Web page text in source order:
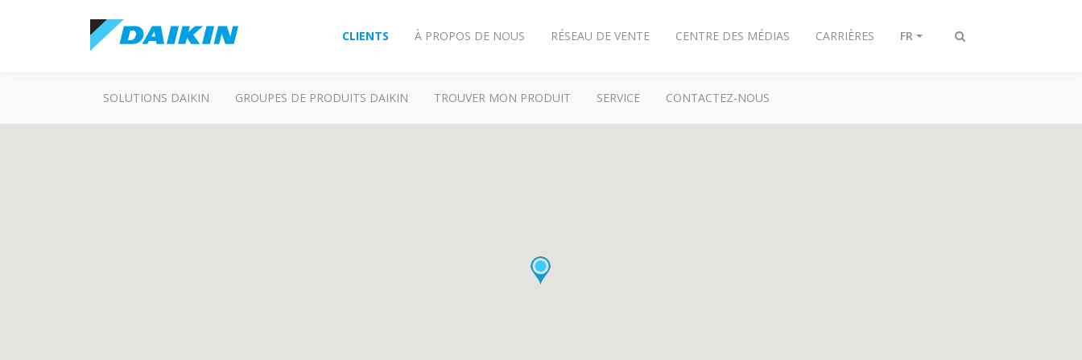
Toggle
CLIENTS À PROPOS DE NOUS RÉSEAU DE VENTE CENTRE DES MÉDIAS CARRIÈRES FR
SOLUTIONS DAIKIN GROUPES DE PRODUITS DAIKIN TROUVER MON PRODUIT SERVICE CONTACTEZ-NOUS